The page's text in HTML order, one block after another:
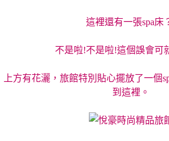
這裡還有一張spa床
不是啦!不是啦!這個誤會可
上方有花灑，旅館特別貼心擺放了一個
到這裡。